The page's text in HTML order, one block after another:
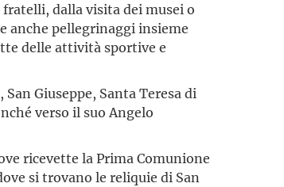
dalla visita dei musei o
anche pellegrinaggi insieme
delle attività sportive e
Giuseppe, Santa Teresa di
verso il suo Angelo
ricevette la Prima Comunione
si trovano le reliquie di San